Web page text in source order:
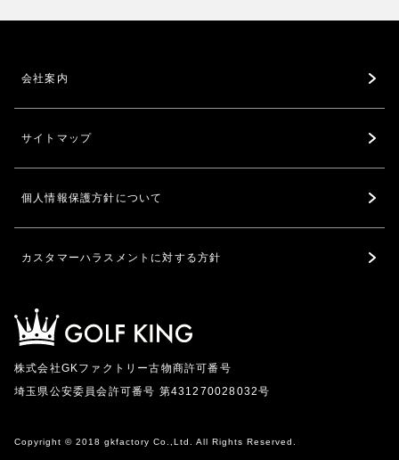
会社案内
サイトマップ
個人情報保護方針について
カスタマーハラスメントに対する方針
株式会社GKファクトリー古物商許可番号
埼玉県公安委員会許可番号 第431270028032号
Copyright © 2018 gkfactory Co.,Ltd. All Rights Reserved.